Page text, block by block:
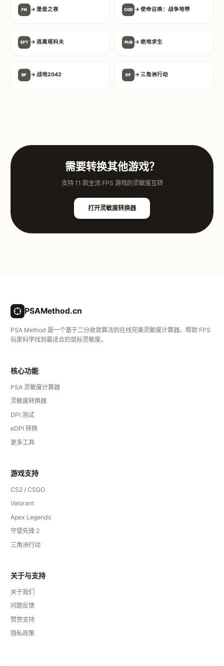
FN → 堡垒之夜 COD → 使命召唤：战争地带
EFT → 逃离塔科夫 PUB → 绝地求生
BF → 战地2042 DF → 三角洲行动
需要转换其他游戏？
支持 11 款主流 FPS 游戏的灵敏度互转
打开灵敏度转换器
PSAMethod.cn
PSA Method 是一个基于二分收敛算法的在线完美灵敏度计算器。帮助 FPS
玩家科学找到最适合的鼠标灵敏度。
核心功能
PSA 灵敏度计算器
灵敏度转换器
DPI 测试
eDPI 转换
更多工具
游戏支持
CS2 / CSGO
Valorant
Apex Legends
守望先锋 2
三角洲行动
关于与支持
关于我们
问题反馈
赞赏支持
隐私政策